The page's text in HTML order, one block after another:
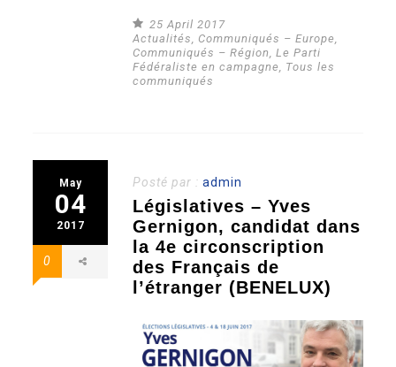
25 April 2017
Actualités
Communiqués – Europe
Communiqués – Région ,Le Parti
Fédéraliste en campagne
Tous les
communiqués
May
04
2017
0
Posté par :admin
Législatives – Yves
Gernigon, candidat dans
la 4e circonscription
des Français de
l’étranger (BENELUX)